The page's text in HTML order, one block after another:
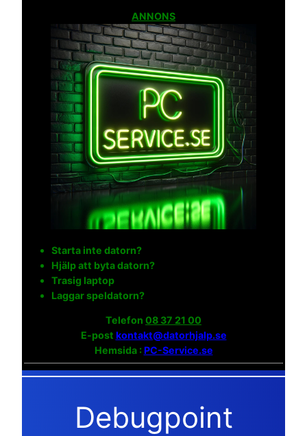
ANNONS
Starta inte datorn?
Hjälp att byta datorn?
Trasig laptop
Laggar speldatorn?
Telefon 08 37 21 00
E-post kontakt@datorhjalp.se
Hemsida :PC-Service.se
Debugpoint